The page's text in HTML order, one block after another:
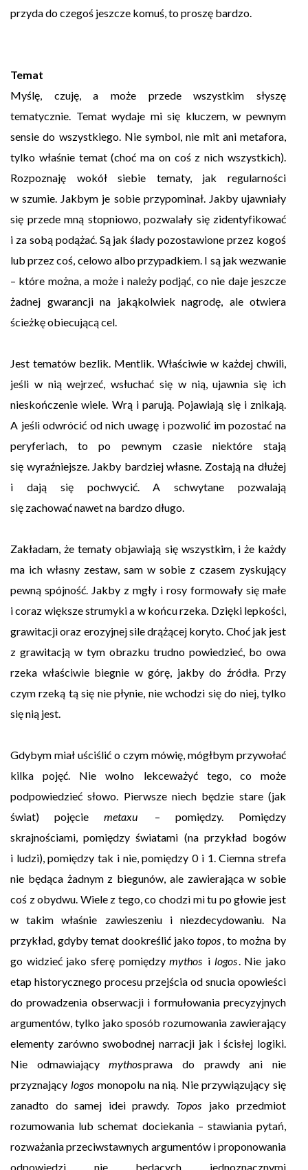
przyda do czegoś jeszcze komuś, to proszę bardzo.
Temat
Myślę, czuję, a może przede wszystkim słyszę
tematycznie. Temat wydaje mi się kluczem, w pewnym
sensie do wszystkiego. Nie symbol, nie mit ani metafora,
tylko właśnie temat (choć ma on coś z nich wszystkich).
Rozpoznaję wokół siebie tematy, jak regularności
w szumie. Jakbym je sobie przypominał. Jakby ujawniały
się przede mną stopniowo, pozwalały się zidentyfikować
i za sobą podążać. Są jak ślady pozostawione przez kogoś
lub przez coś, celowo albo przypadkiem. I są jak wezwanie
– które można, a może i należy podjąć, co nie daje jeszcze
żadnej gwarancji na jakąkolwiek nagrodę, ale otwiera
ścieżkę obiecującą cel.
Jest tematów bezlik. Mentlik. Właściwie w każdej chwili,
jeśli w nią wejrzeć, wsłuchać się w nią, ujawnia się ich
nieskończenie wiele. Wrą i parują. Pojawiają się i znikają.
A jeśli odwrócić od nich uwagę i pozwolić im pozostać na
peryferiach, to po pewnym czasie niektóre stają
się wyraźniejsze. Jakby bardziej własne. Zostają na dłużej
i dają się pochwycić. A schwytane pozwalają
się zachować nawet na bardzo długo.
Zakładam, że tematy objawiają się wszystkim, i że każdy
ma ich własny zestaw, sam w sobie z czasem zyskujący
pewną spójność. Jakby z mgły i rosy formowały się małe
i coraz większe strumyki a w końcu rzeka. Dzięki lepkości,
grawitacji oraz erozyjnej sile drążącej koryto. Choć jak jest
z grawitacją w tym obrazku trudno powiedzieć, bo owa
rzeka właściwie biegnie w górę, jakby do źródła. Przy
czym rzeką tą się nie płynie, nie wchodzi się do niej, tylko
się nią jest.
Gdybym miał uściślić o czym mówię, mógłbym przywołać
kilka pojęć. Nie wolno lekceważyć tego, co może
podpowiedzieć słowo. Pierwsze niech będzie stare (jak
świat) pojęciemetaxu
– pomiędzy. Pomiędzy
skrajnościami, pomiędzy światami (na przykład bogów
i ludzi), pomiędzy tak i nie, pomiędzy 0 i 1. Ciemna strefa
nie będąca żadnym z biegunów, ale zawierająca w sobie
coś z obydwu. Wiele z tego, co chodzi mi tu po głowie jest
w takim właśnie zawieszeniu i niezdecydowaniu. Na
przykład, gdyby temat dookreślić jakotopos, to można by
go widzieć jako sferę pomiędzymythos i logos. Nie jako
etap historycznego procesu przejścia od snucia opowieści
do prowadzenia obserwacji i formułowania precyzyjnych
argumentów, tylko jako sposób rozumowania zawierający
elementy zarówno swobodnej narracji jak i ścisłej logiki.
Nie odmawiającymythosprawa do prawdy ani nie
przyznający logos monopolu na nią. Nie przywiązujący się
zanadto do samej idei prawdy. Topos
jako przedmiot
rozumowania lub schemat dociekania – stawiania pytań,
rozważania przeciwstawnych argumentów i proponowania
odpowiedzi nie będących jednoznacznymi